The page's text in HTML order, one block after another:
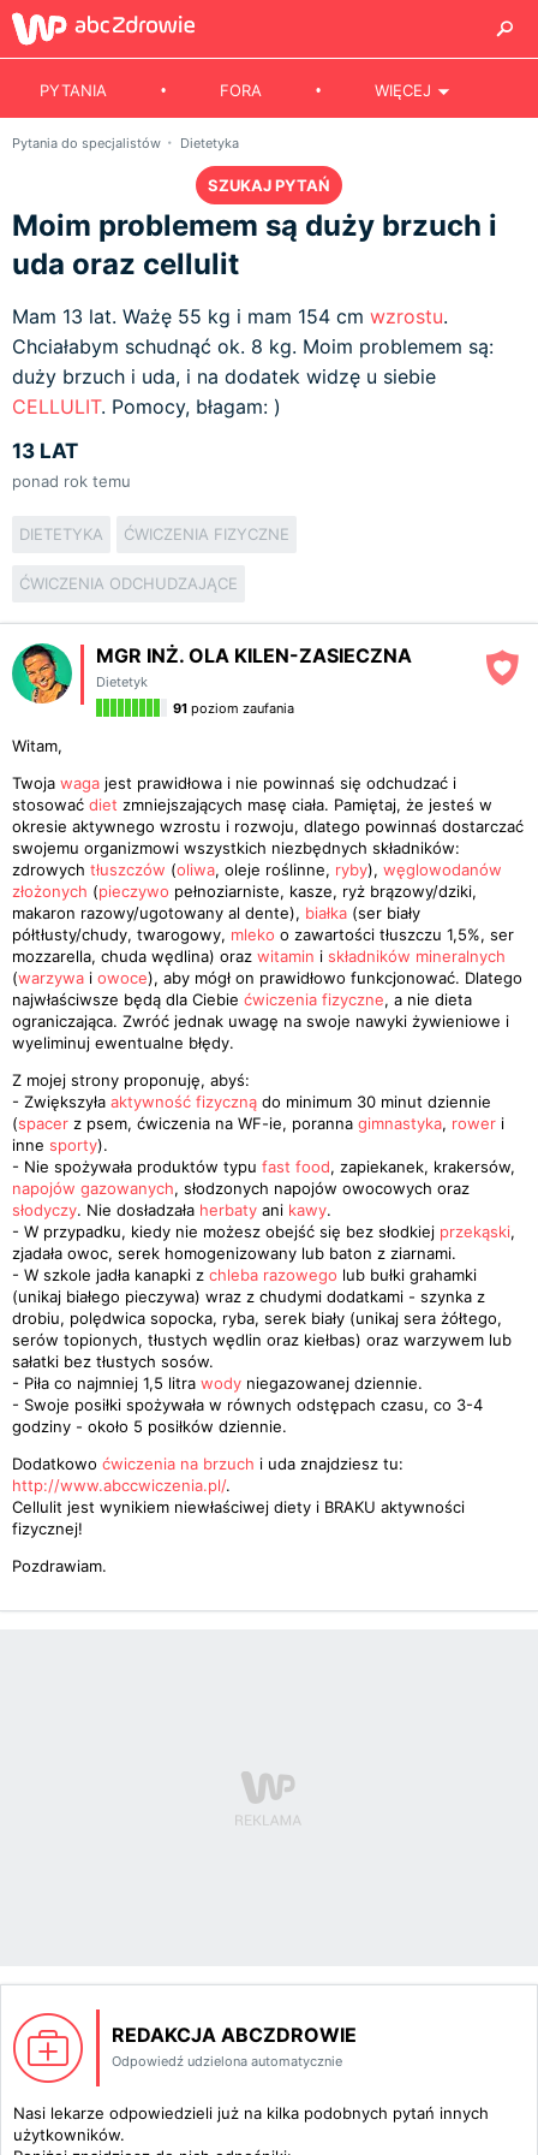
PYTANIA FORA WIĘCEJ
Pytania do specjalistów Dietetyka
SZUKAJ PYTAŃ
Moim problemem są duży brzuch i
uda oraz cellulit
Mam 13 lat. Ważę 55 kg i mam 154 cm wzrostu.
Chciałabym schudnąć ok. 8 kg. Moim problemem są:
duży brzuch i uda, i na dodatek widzę u siebie
CELLULIT. Pomocy, błagam: )
13 LAT
ponad rok temu
DIETETYKA ĆWICZENIA FIZYCZNE
ĆWICZENIA ODCHUDZAJĄCE
MGR INŻ. OLA KILEN-ZASIECZNA
Dietetyk
91 poziom zaufania
Witam,
Twoja waga jest prawidłowa i nie powinnaś się odchudzać i
stosować diet zmniejszających masę ciała. Pamiętaj, że jesteś w
okresie aktywnego wzrostu i rozwoju, dlatego powinnaś dostarczać
swojemu organizmowi wszystkich niezbędnych składników:
zdrowych tłuszczów (oliwa, oleje roślinne, ryby), węglowodanów
złożonych (pieczywo pełnoziarniste, kasze, ryż brązowy/dziki,
makaron razowy/ugotowany al dente), białka (ser biały
półtłusty/chudy, twarogowy, mleko o zawartości tłuszczu 1,5%, ser
mozzarella, chuda wędlina) oraz witamin i składników mineralnych
(warzywa i owoce), aby mógł on prawidłowo funkcjonować. Dlatego
najwłaściwsze będą dla Ciebie ćwiczenia fizyczne, a nie dieta
ograniczająca. Zwróć jednak uwagę na swoje nawyki żywieniowe i
wyeliminuj ewentualne błędy.
Z mojej strony proponuję, abyś:
- Zwiększyła aktywność fizyczną do minimum 30 minut dziennie
(spacer z psem, ćwiczenia na WF-ie, poranna gimnastyka, rower i
inne sporty).
- Nie spożywała produktów typu fast food, zapiekanek, krakersów,
napojów gazowanych, słodzonych napojów owocowych oraz
słodyczy. Nie dosładzała herbaty ani kawy.
- W przypadku, kiedy nie możesz obejść się bez słodkiej przekąski,
zjadała owoc, serek homogenizowany lub baton z ziarnami.
- W szkole jadła kanapki z chleba razowego lub bułki grahamki
(unikaj białego pieczywa) wraz z chudymi dodatkami - szynka z
drobiu, polędwica sopocka, ryba, serek biały (unikaj sera żółtego,
serów topionych, tłustych wędlin oraz kiełbas) oraz warzywem lub
sałatki bez tłustych sosów.
- Piła co najmniej 1,5 litra wody niegazowanej dziennie.
- Swoje posiłki spożywała w równych odstępach czasu, co 3-4
godziny - około 5 posiłków dziennie.
Dodatkowo ćwiczenia na brzuch i uda znajdziesz tu:
http://www.abccwiczenia.pl/.
Cellulit jest wynikiem niewłaściwej diety i BRAKU aktywności
fizycznej!
Pozdrawiam.
REDAKCJA ABCZDROWIE
Odpowiedź udzielona automatycznie
Nasi lekarze odpowiedzieli już na kilka podobnych pytań innych
użytkowników.